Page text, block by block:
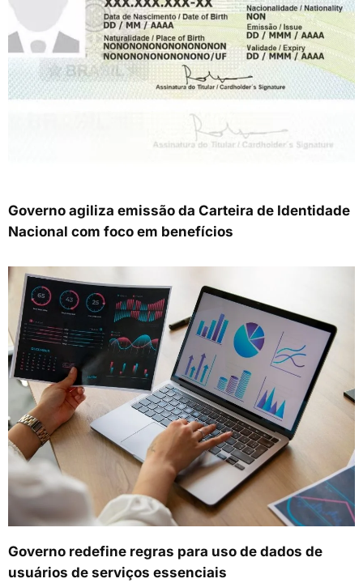
Governo agiliza emissão da Carteira de Identidade
Nacional com foco em benefícios
Governo redefine regras para uso de dados de
usuários de serviços essenciais